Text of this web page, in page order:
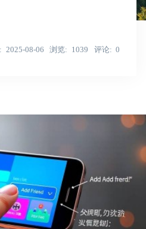
2025-08-06 浏览 1039 评论 0